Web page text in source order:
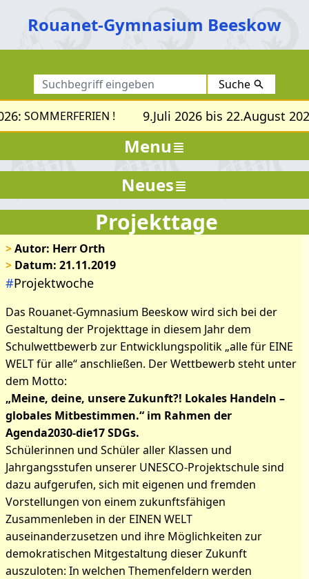
Rouanet-Gymnasium Beeskow
Suche
SOMMERFERIEN ! 9.Juli 2026 bis 22.August
Menu
Projekttage
>Autor: Herr Orth
> Datum: 21.11.2019
#Projektwoche
Das Rouanet-Gymnasium Beeskow wird sich bei der
Gestaltung der Projekttage in diesem Jahr dem
Schulwettbewerb zur Entwicklungspolitik „alle für EINE
WELT für alle“ anschließen. Der Wettbewerb steht unter
dem Motto:
„Meine, deine, unsere Zukunft?! Lokales Handeln –
globales Mitbestimmen.“ im Rahmen der
Agenda2030-die17 SDGs.
Schülerinnen und Schüler aller Klassen und
Jahrgangsstufen unserer UNESCO-Projektschule sind
dazu aufgerufen, sich mit eigenen und fremden
Vorstellungen von einem zukunftsfähigen
Zusammenleben in der EINEN WELT
auseinanderzusetzen und ihre Möglichkeiten zur
demokratischen Mitgestaltung dieser Zukunft
auszuloten: In welchen Themenfeldern werden
Neues